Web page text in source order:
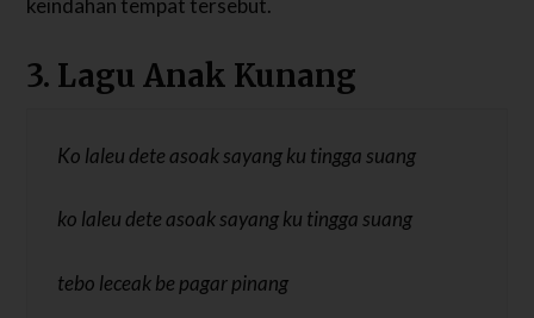
keindahan tempat tersebut.
3. Lagu Anak Kunang
Ko laleu dete asoak sayang ku tingga suang
ko laleu dete asoak sayang ku tingga suang
tebo leceak be pagar pinang